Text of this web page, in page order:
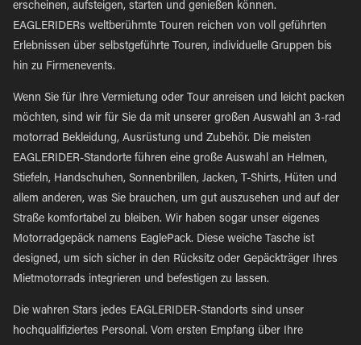
erscheinen, aufsteigen, starten und genießen können.
EAGLERIDERs weltberühmte Touren reichen von voll geführten
Erlebnissen über selbstgeführte Touren, individuelle Gruppen bis
hin zu Firmenevents.
Wenn Sie für Ihre Vermietung oder Tour anreisen und leicht packen
möchten, sind wir für Sie da mit unserer großen Auswahl an 3-rad
motorrad Bekleidung, Ausrüstung und Zubehör. Die meisten
EAGLERIDER-Standorte führen eine große Auswahl an Helmen,
Stiefeln, Handschuhen, Sonnenbrillen, Jacken, T-Shirts, Hüten und
allem anderen, was Sie brauchen, um gut auszusehen und auf der
Straße komfortabel zu bleiben. Wir haben sogar unser eigenes
Motorradgepäck namens EaglePack. Diese weiche Tasche ist
designed, um sich sicher in den Rücksitz oder Gepäckträger Ihres
Mietmotorrads integrieren und befestigen zu lassen.
Die wahren Stars jedes EAGLERIDER-Standorts sind unser
hochqualifiziertes Personal. Vom ersten Empfang über Ihre